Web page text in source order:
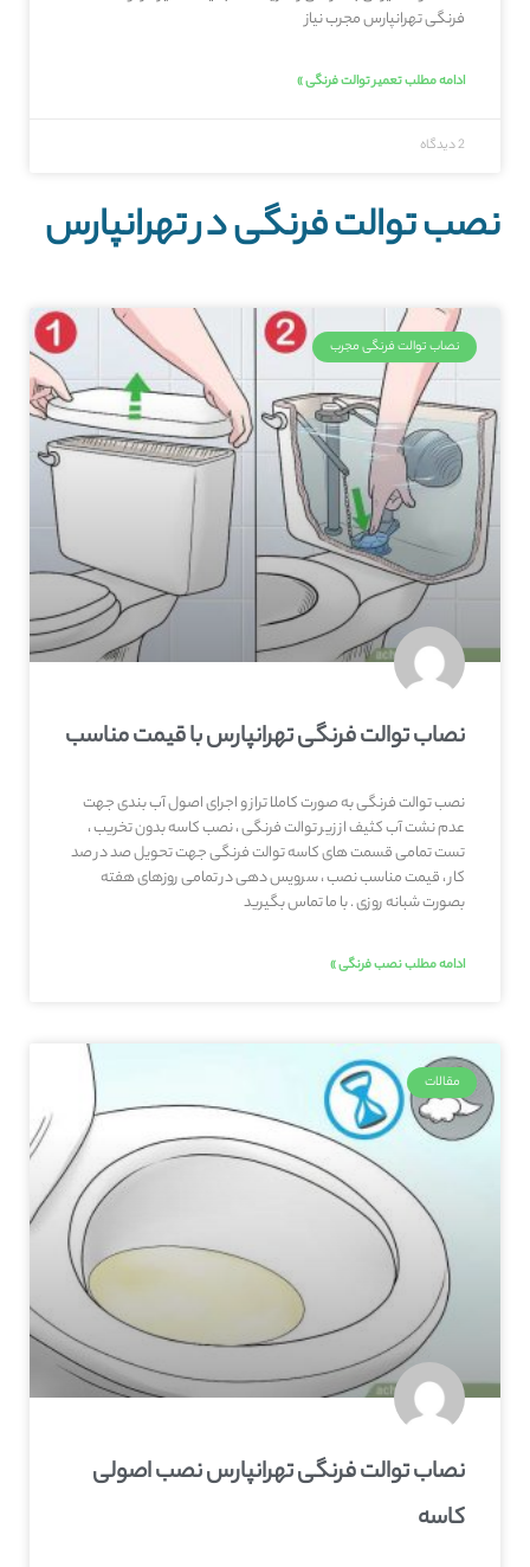
فرنگی تهرانپارس مجرب نیاز
ادامه مطلب تعمیر توالت فرنگی »
2 دیدگاه
نصب توالت فرنگی در تهرانپارس
نصاب توالت فرنگی مجرب
نصاب توالت فرنگی تهرانپارس با قیمت مناسب
نصب توالت فرنگی به صورت کاملا تراز و اجرای اصول آب بندی جهت
عدم نشت آب کثیف از زیر توالت فرنگی ، نصب کاسه بدون تخریب ،
تست تمامی قسمت های کاسه توالت فرنگی جهت تحویل صد در صد
کار ، قیمت مناسب نصب ، سرویس دهی در تمامی روزهای هفته
بصورت شبانه روزی . با ما تماس بگیرید
ادامه مطلب نصب فرنگی »
مقالات
نصاب توالت فرنگی تهرانپارس نصب اصولی
کاسه